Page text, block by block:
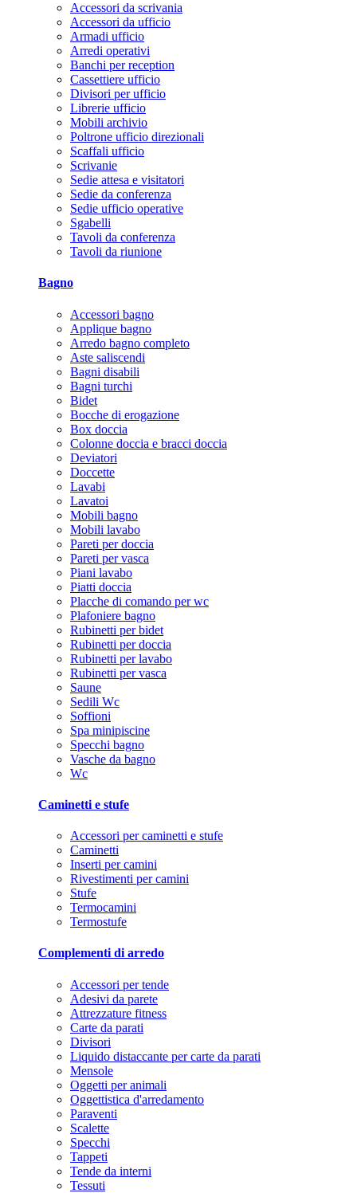
Accessori da scrivania
Accessori da ufficio
Armadi ufficio
Arredi operativi
Banchi per reception
Cassettiere ufficio
Divisori per ufficio
Librerie ufficio
Mobili archivio
Poltrone ufficio direzionali
Scaffali ufficio
Scrivanie
Sedie attesa e visitatori
Sedie da conferenza
Sedie ufficio operative
Sgabelli
Tavoli da conferenza
Tavoli da riunione
Bagno
Accessori bagno
Applique bagno
Arredo bagno completo
Aste saliscendi
Bagni disabili
Bagni turchi
Bidet
Bocche di erogazione
Box doccia
Colonne doccia e bracci doccia
Deviatori
Doccette
Lavabi
Lavatoi
Mobili bagno
Mobili lavabo
Pareti per doccia
Pareti per vasca
Piani lavabo
Piatti doccia
Placche di comando per wc
Plafoniere bagno
Rubinetti per bidet
Rubinetti per doccia
Rubinetti per lavabo
Rubinetti per vasca
Saune
Sedili Wc
Soffioni
Spa minipiscine
Specchi bagno
Vasche da bagno
Wc
Caminetti e stufe
Accessori per caminetti e stufe
Caminetti
Inserti per camini
Rivestimenti per camini
Stufe
Termocamini
Termostufe
Complementi di arredo
Accessori per tende
Adesivi da parete
Attrezzature fitness
Carte da parati
Divisori
Liquido distaccante per carte da parati
Mensole
Oggetti per animali
Oggettistica d'arredamento
Paraventi
Scalette
Specchi
Tappeti
Tende da interni
Tessuti